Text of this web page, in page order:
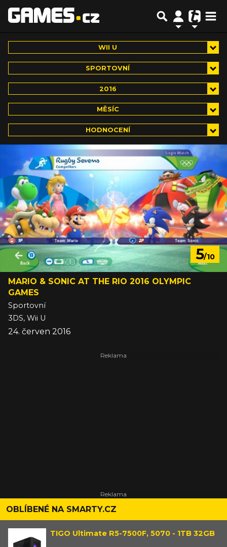
WII U
SPORTOVNÍ
2016
MĚSÍC
HODNOCENÍ
5/10
MARIO & SONIC AT THE RIO 2016 OLYMPIC
GAMES
Sportovní
3DS, Wii U
24. červen 2016
OBLÍBENÉ NA SMARTY.CZ
TIGO Ultimate R5-7500F, 5070 - 1TB 32GB